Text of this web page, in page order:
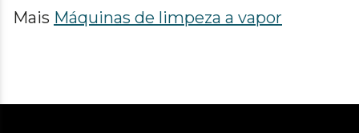
Mais Máquinas de limpeza a vapor